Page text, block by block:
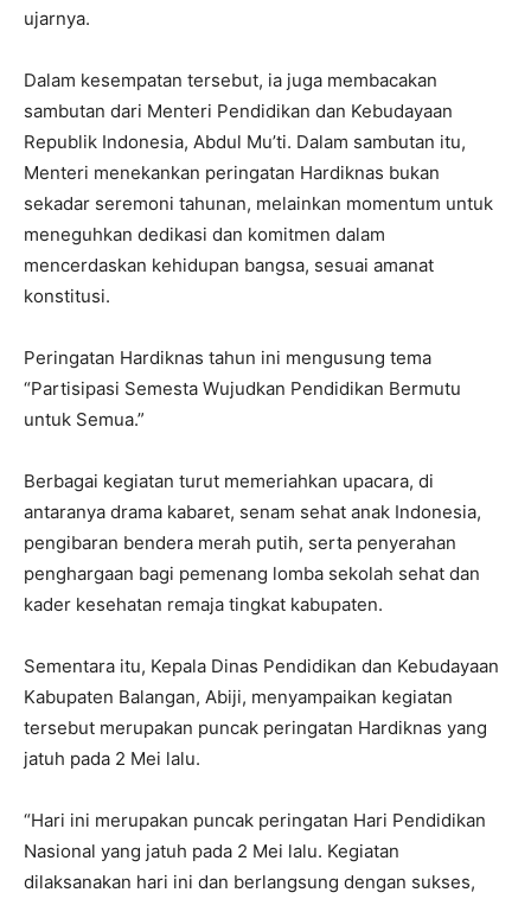
ujarnya.
Dalam kesempatan tersebut, ia juga membacakan
sambutan dari Menteri Pendidikan dan Kebudayaan
Republik Indonesia, Abdul Mu’ti. Dalam sambutan itu,
Menteri menekankan peringatan Hardiknas bukan
sekadar seremoni tahunan, melainkan momentum untuk
meneguhkan dedikasi dan komitmen dalam
mencerdaskan kehidupan bangsa, sesuai amanat
konstitusi.
Peringatan Hardiknas tahun ini mengusung tema
“Partisipasi Semesta Wujudkan Pendidikan Bermutu
untuk Semua.”
Berbagai kegiatan turut memeriahkan upacara, di
antaranya drama kabaret, senam sehat anak Indonesia,
pengibaran bendera merah putih, serta penyerahan
penghargaan bagi pemenang lomba sekolah sehat dan
kader kesehatan remaja tingkat kabupaten.
Sementara itu, Kepala Dinas Pendidikan dan Kebudayaan
Kabupaten Balangan, Abiji, menyampaikan kegiatan
tersebut merupakan puncak peringatan Hardiknas yang
jatuh pada 2 Mei lalu.
“Hari ini merupakan puncak peringatan Hari Pendidikan
Nasional yang jatuh pada 2 Mei lalu. Kegiatan
dilaksanakan hari ini dan berlangsung dengan sukses,